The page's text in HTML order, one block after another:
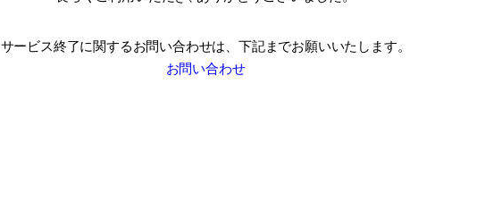
サービス終了に関するお問い合わせは、 下記までお願いいたします。
お問い合わせ